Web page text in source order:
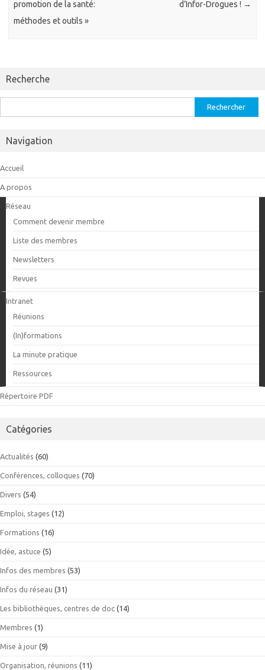
promotion de la santé:
méthodes et outils »
d’Infor-Drogues ! →
Recherche
Navigation
Accueil
A propos
Réseau
Comment devenir membre
Liste des membres
Newsletters
Revues
Intranet
Réunions
(In)formations
La minute pratique
Ressources
Répertoire PDF
Catégories
Actualités (60)
Conférences, colloques (70)
Divers (54)
Emploi, stages (12)
Formations (16)
Idée, astuce (5)
Infos des membres (53)
Infos du réseau (31)
Les bibliothèques, centres de doc (14)
Membres (1)
Mise à jour (9)
Organisation, réunions (11)